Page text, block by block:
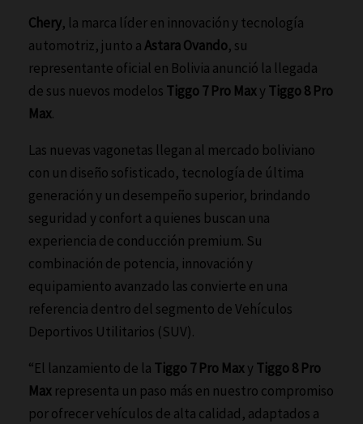
Chery, la marca líder en innovación y tecnología
automotriz, junto aAstara Ovando, su
representante oficial en Bolivia anunció la llegada
de sus nuevos modelos Tiggo 7 Pro Maxy Tiggo 8 Pro
Max.
Las nuevas vagonetas llegan al mercado boliviano
con un diseño sofisticado, tecnología de última
generación y un desempeño superior, brindando
seguridad y confort a quienes buscan una
experiencia de conducción premium. Su
combinación de potencia, innovación y
equipamiento avanzado las convierte en una
referencia dentro del segmento de Vehículos
Deportivos Utilitarios (SUV).
“El lanzamiento de la Tiggo 7 Pro Maxy Tiggo 8 Pro
Max representa un paso más en nuestro compromiso
por ofrecer vehículos de alta calidad, adaptados a